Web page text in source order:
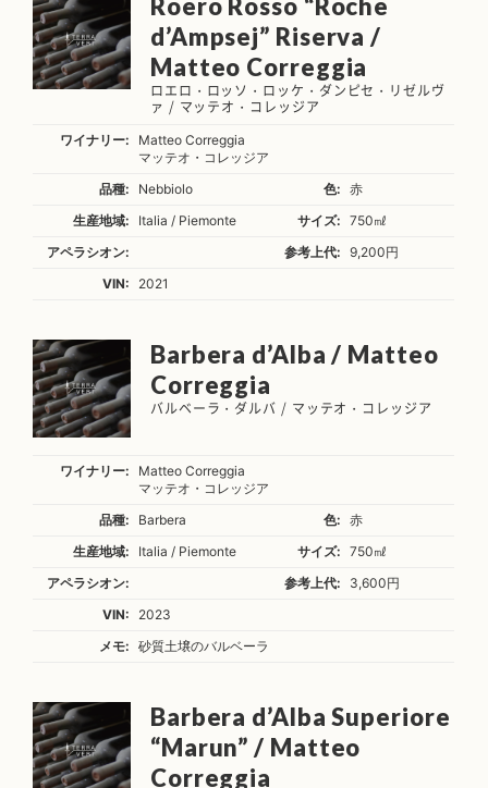
Roero Rosso “Roche
d’Ampsej” Riserva /
Matteo Correggia
ロエロ・ロッソ・ロッケ・ダンピセ・リゼルヴ
ァ / マッテオ・コレッジア
ワイナリー:
Matteo Correggia
マッテオ・コレッジア
品種:
Nebbiolo 色:
赤
生産地域:
Italia / Piemonte サイズ:
750㎖
アペラシオン:
参考上代:
9,200円
VIN:
2021
Barbera d’Alba / Matteo
Correggia
バルベーラ・ダルバ / マッテオ・コレッジア
ワイナリー:
Matteo Correggia
マッテオ・コレッジア
品種:
Barbera 色:
赤
生産地域:
Italia / Piemonte サイズ:
750㎖
アペラシオン:
参考上代:
3,600円
VIN:
2023
メモ:
砂質土壌のバルベーラ
Barbera d’Alba Superiore
“Marun” / Matteo
Correggia